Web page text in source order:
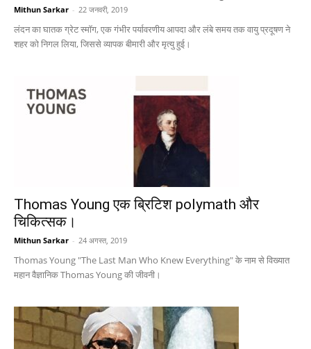
Mithun Sarkar - 22 जनवरी, 2019
लंदन का घातक ग्रेट स्मॉग, एक गंभीर पर्यावरणीय आपदा और लंबे समय तक वायु प्रदूषण ने
शहर को निगल लिया, जिससे व्यापक बीमारी और मृत्यु हुई।
Thomas Young एक ब्रिटिश polymath और
चिकित्सक।
Mithun Sarkar - 24 अगस्त, 2019
Thomas Young "The Last Man Who Knew Everything" के नाम से विख्यात
महान वैज्ञानिक Thomas Young की जीवनी।